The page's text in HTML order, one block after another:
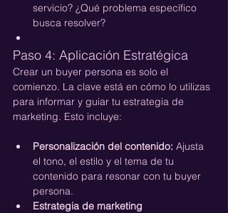
servicio? ¿Qué problema específico
busca resolver?
Paso 4: Aplicación Estratégica
Crear un buyer persona es solo el
comienzo. La clave está en cómo lo utilizas
para informar y guiar tu estrategia de
marketing. Esto incluye:
Personalización del contenido: Ajusta
el tono, el estilo y el tema de tu
contenido para resonar con tu buyer
persona.
Estrategia de marketing